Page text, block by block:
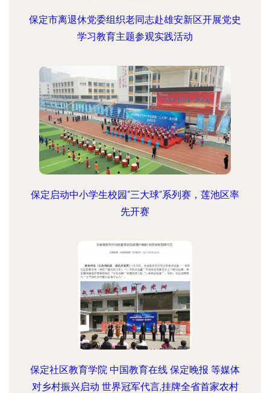
保定市离退休党委组织老同志赴雄安新区开展党史
学习教育主题参观实践活动
保定启动中小学生校园“三大球”系列赛，莲池区率
先开赛
保定社区教育学院 中国教育在线 保定晚报 等媒体
对乡村振兴启动 世界冠军代言,挂牌全省首家农村